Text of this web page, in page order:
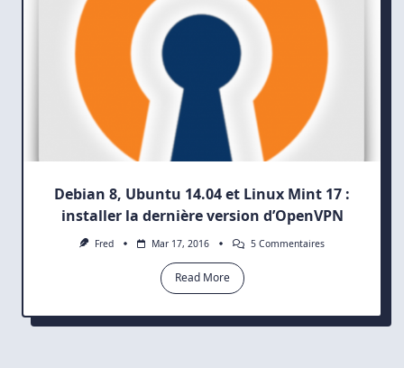
Debian 8, Ubuntu 14.04 et Linux Mint 17 :
installer la dernière version d’OpenVPN
Fred Mar 17, 2016 5 CommentairesSur
Linux
Read More